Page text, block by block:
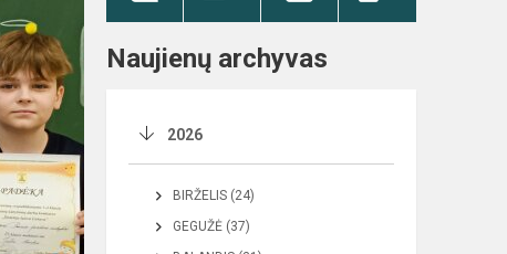
Naujienų archyvas
2026
BIRŽELIS (24)
GEGUŽĖ (37)